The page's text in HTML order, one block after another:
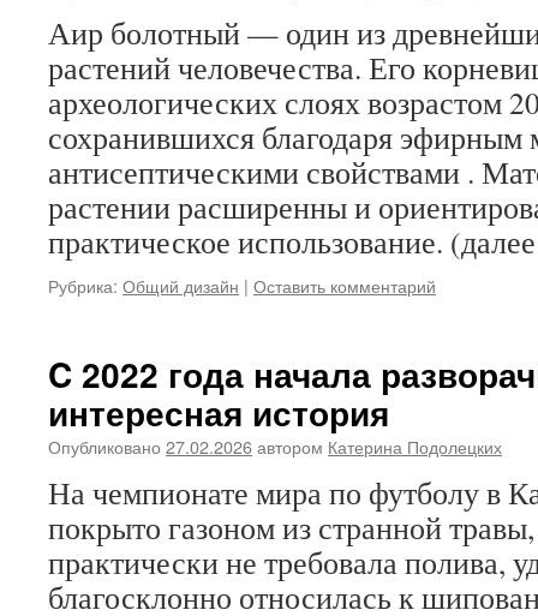
Аир болотный — один из
растений человечества. Его
археологических слоях возрастом
сохранившихся благодаря
антисептическими свойствами .
растении расширенны и
практическое использование.
Рубрика: Общий дизайн | Оставить комментарий
C 2022 года начала
интересная история
Опубликовано 27.02.2026автором Катерина Подолецких
На чемпионате мира по футболу в
покрыто газоном из странной
практически не требовала полива,
благосклонно относилась к